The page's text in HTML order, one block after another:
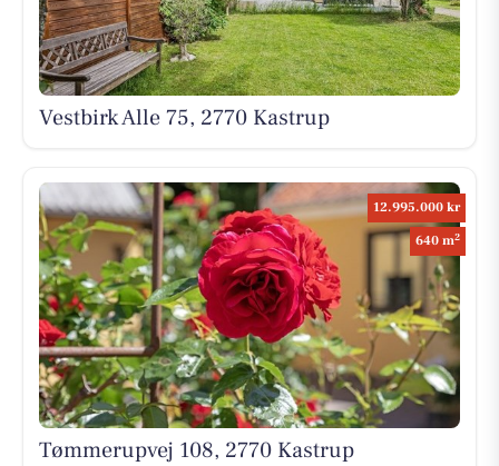
Vestbirk Alle 75, 2770 Kastrup
12.995.000 kr
640 m2
Tømmerupvej 108, 2770 Kastrup